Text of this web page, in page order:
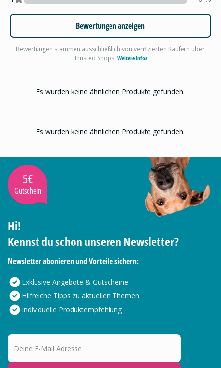
Bewertungen anzeigen
Bewertungen stammen ausschließlich von verifizierten Käufern über
Trusted Shops. Weitere Infos
Es wurden keine ähnlichen Produkte gefunden.
Es wurden keine ähnlichen Produkte gefunden.
5€
Gutschein
Hi!
Kennst du schon unseren Newsletter?
Newsletter abonieren und Vorteile sichern:
Exklusive Angebote & Gutscheine
Hilfreiche Tipps zu aktuellen Themen
Individuelle Produktempfehlung
Deine E-Mail Adresse